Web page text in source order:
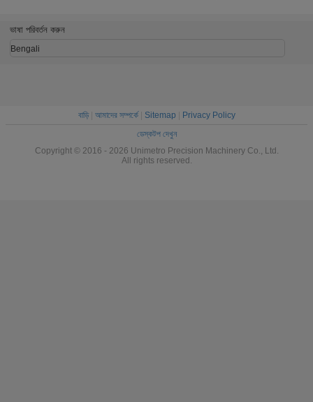
ভাষা পরিবর্তন করুন
Bengali
বাড়ি| আমাদের সম্পর্কে| Sitemap
Privacy Policy
ডেস্কটপ দেখুন
Copyright © 2016 - 2026 Unimetro Precision Machinery Co., Ltd.
All rights reserved.